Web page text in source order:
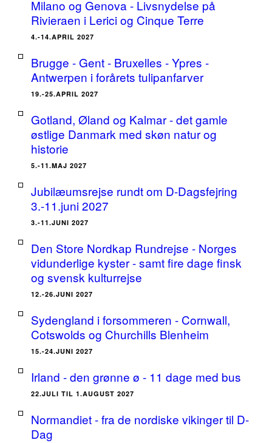
Milano og Genova - Livsnydelse på
Rivieraen i Lerici og Cinque Terre
4.-14.APRIL 2027
Brugge - Gent - Bruxelles - Ypres -
Antwerpen i forårets tulipanfarver
19.-25.APRIL 2027
Gotland, Øland og Kalmar - det gamle
østlige Danmark med skøn natur og
historie
5.-11.MAJ 2027
Jubilæumsrejse rundt om D-Dagsfejring
3.-11.juni 2027
3.-11.JUNI 2027
Den Store Nordkap Rundrejse - Norges
vidunderlige kyster - samt fire dage finsk
og svensk kulturrejse
12.-26.JUNI 2027
Sydengland i forsommeren - Cornwall,
Cotswolds og Churchills Blenheim
15.-24.JUNI 2027
Irland - den grønne ø - 11 dage med bus
22.JULI TIL 1.AUGUST 2027
Normandiet - fra de nordiske vikinger til D-
Dag